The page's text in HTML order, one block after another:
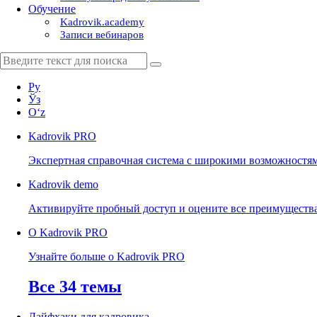
Обучение
Kadrovik.academy
Записи вебинаров
Ру
Ўз
Oʻz
Kadrovik PRO
Экспертная справочная система с широкими
Kadrovik demo
Активируйте пробный доступ и оцените все
О Kadrovik PRO
Узнайте больше о Kadrovik PRO
Все 34 темы